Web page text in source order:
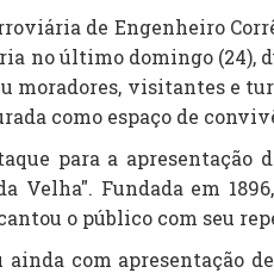
de Engenheiro
no último domingo (24),
moradores, visitantes e
como espaço de
para a
Velha". Fundada em
o público com seu
com apresentação